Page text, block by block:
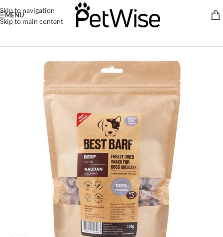
Skip to navigation
Skip to main content
MENU